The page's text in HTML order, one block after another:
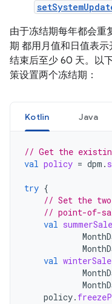
由于冻结期每年都会重
期 都用月值和日值表
结束后至少 60 天。以
策设置两个冻结期：
Kotlin Java
// Get the
val policy = dpm .
try {
// Set the
// point-of-
val summerSale
val winterSale
policy.